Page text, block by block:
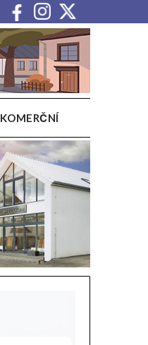
KOMERČNÍ